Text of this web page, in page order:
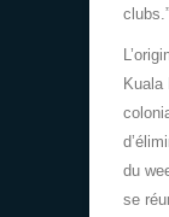
Kuala
du
se